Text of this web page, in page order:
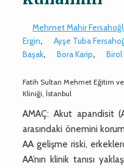
Mehmet Mahir
Ergin, Ayşe Tuba
Başak, Bora Karip, Birol
Fatih Sultan Mehmet Eğitim
Kliniği, İstanbul
AMAÇ: Akut apandisit
arasındaki önemini
AA gelişme riski,
AA’nın klinik tanısı